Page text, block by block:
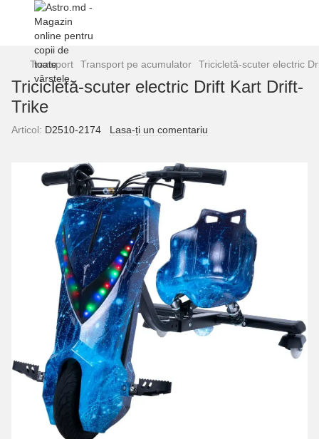
Transport Transport pe acumulator Tricicletă-scuter electric
Tricicletă-scuter electric Drift Kart Drift-
Trike
Articol: D2510-2174 Lasa-ți un comentariu